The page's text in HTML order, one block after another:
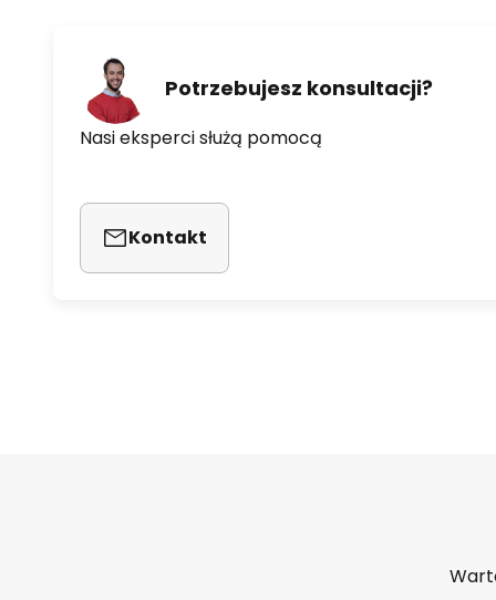
Potrzebujesz konsultacji?
Nasi eksperci służą pomocą
Kontakt